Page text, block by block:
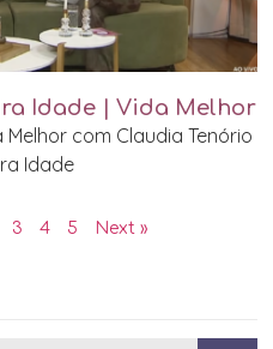
Idade | Vida Melhor
com Claudia Tenório
Idade
3 4 5 Next »